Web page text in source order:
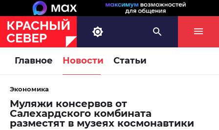
Главное Новости Статьи
Экономика
Муляжи консервов от
Салехардского комбината
разместят в музеях космонавтики